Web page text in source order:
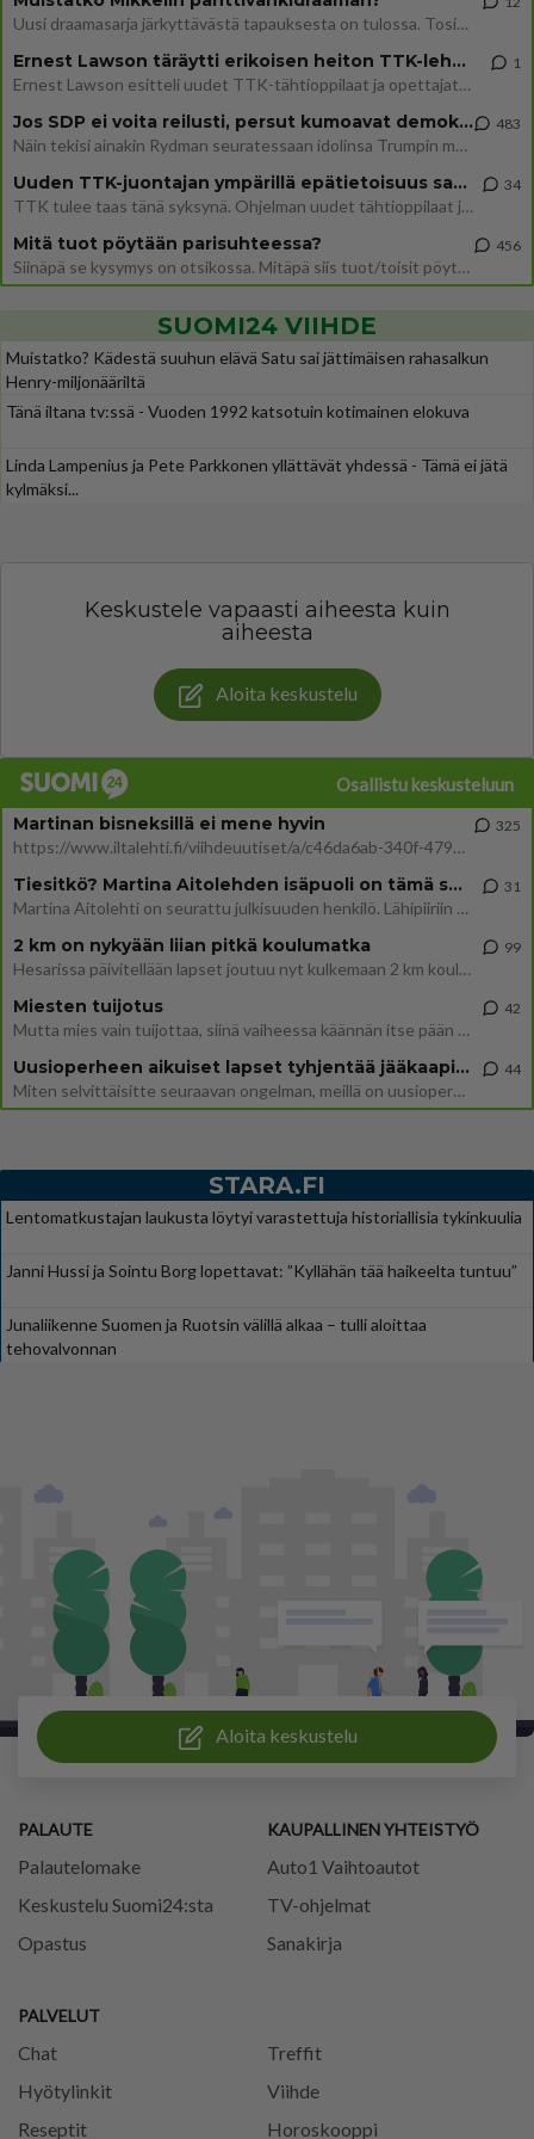
Uusi draamasarja järkyttävästä tapauksesta on tulossa. Tositapahtumiin perustuva sarja ammentaa vuoden 1986 Mikkelin pan
Ernest Lawson täräytti erikoisen heiton TTK-lehdistötilaisuudessa: " Onko tässä tarkoituksena...?"
Ernest Lawson esitteli uudet TTK-tähtioppilaat ja opettajat torstaina 6.8. lehdistölle. Tulevalla kaudella on yksi hausk
1
Jos SDP ei voita reilusti, persut kumoavat demokratian Suomesta
Näin tekisi ainakin Rydman seuratessaan idolinsa Trumpin mallia https://www.is.fi/politiikka/art-2000012187244.html
483
Uuden TTK-juontajan ympärillä epätietoisuus sakenee - Nyt MTV hämmentää soppaa
TTK tulee taas tänä syksynä. Ohjelman uudet tähtioppilaat julkistetaan torstaina 6. elokuuta klo 14 alkavassa lehdistö
34
Mitä tuot pöytään parisuhteessa?
Siinäpä se kysymys on otsikossa. Mitäpä siis tuot/toisit pöytään parisuhteessa? Oletko mies vai nainen? Koetko sen mitä
456
SUOMI24 VIIHDE
Muistatko? Kädestä suuhun elävä Satu sai jättimäisen rahasalkun
Henry-miljonääriltä
Tänä iltana tv:ssä - Vuoden 1992 katsotuin kotimainen elokuva
Linda Lampenius ja Pete Parkkonen yllättävät yhdessä - Tämä ei jätä
kylmäksi...
Keskustele vapaasti aiheesta kuin
aiheesta
Aloita keskustelu
Osallistu keskusteluun
Martinan bisneksillä ei mene hyvin
https://www.iltalehti.fi/viihdeuutiset/a/c46da6ab-340f-4790-aaa7-0865eed2336 Yrityksen konkurssihakemus on tullut kärä
325
Tiesitkö? Martina Aitolehden isäpuoli on tämä suosittu laulaja
Martina Aitolehti on seurattu julkisuuden henkilö. Lähipiiriin mahtuu muitakin tunnettuja henkilöitä. Tiesitkö, että Ma
31
2 km on nykyään liian pitkä koulumatka
Hesarissa päivitellään lapset joutuu nyt kulkemaan 2 km kouluun jösses. Ruostefillarilla tuo matka menee vaikka miten äk
99
Miesten tuijotus
Mutta mies vain tuijottaa, siinä vaiheessa käännän itse pään pois. Mikä juttu? Yleensä jos joku tuijottaa tai katsoo, hä
42
Uusioperheen aikuiset lapset tyhjentää jääkaapin käydessään
Miten selvittäisitte seuraavan ongelman, meillä on uusioperhe, minulla teini-ikäiset lapset ja puolisolla aikuiset, jotk
44
STARA.FI
Lentomatkustajan laukusta löytyi varastettuja historiallisia tykinkuulia
Janni Hussi ja Sointu Borg lopettavat: ”Kyllähän tää haikeelta tuntuu”
Junaliikenne Suomen ja Ruotsin välillä alkaa – tulli aloittaa
tehovalvonnan
Aloita keskustelu
PALAUTE
Palautelomake
Keskustelu Suomi24:sta
Opastus
PALVELUT
Chat
Treffit
Hyötylinkit
Viihde
Reseptit
Horoskooppi
KAUPALLINEN YHTEISTYÖ
Auto1 Vaihtoautot
TV-ohjelmat
Sanakirja